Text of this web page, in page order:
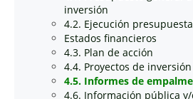
inversión
4.2. Ejecución
Estados financieros
4.3. Plan de acción
4.4. Proyectos de inversión
4.5. Informes de empalme
4.6. Información pública